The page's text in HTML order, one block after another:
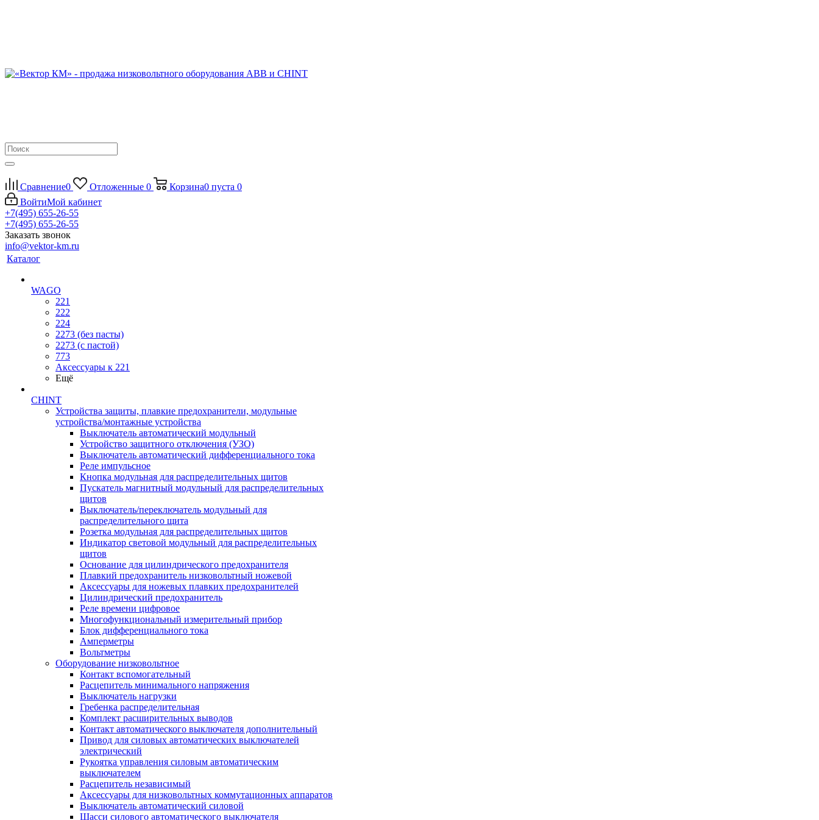
Сравнение0 Отложенные 0 Корзина0 пуста 0
ВойтиМой кабинет
+7(495) 655-26-55
+7(495) 655-26-55
Заказать звонок
info@vektor-km.ru
Каталог
WAGO
221
222
224
2273 (без пасты)
2273 (с пастой)
773
Аксессуары к 221
Ещё
CHINT
Устройства защиты, плавкие предохранители, модульные
устройства/монтажные устройства
Выключатель автоматический модульный
Устройство защитного отключения (УЗО)
Выключатель автоматический дифференциального тока
Реле импульсное
Кнопка модульная для распределительных щитов
Пускатель магнитный модульный для распределительных
щитов
Выключатель/переключатель модульный для
распределительного щита
Розетка модульная для распределительных щитов
Индикатор световой модульный для распределительных
щитов
Основание для цилиндрического предохранителя
Плавкий предохранитель низковольтный ножевой
Аксессуары для ножевых плавких предохранителей
Цилиндрический предохранитель
Реле времени цифровое
Многофункциональный измерительный прибор
Блок дифференциального тока
Амперметры
Вольтметры
Оборудование низковольтное
Контакт вспомогательный
Расцепитель минимального напряжения
Выключатель нагрузки
Гребенка распределительная
Комплект расширительных выводов
Контакт автоматического выключателя дополнительный
Привод для силовых автоматических выключателей
электрический
Рукоятка управления силовым автоматическим
выключателем
Расцепитель независимый
Аксессуары для низковольтных коммутационных аппаратов
Выключатель автоматический силовой
Шасси силового автоматического выключателя